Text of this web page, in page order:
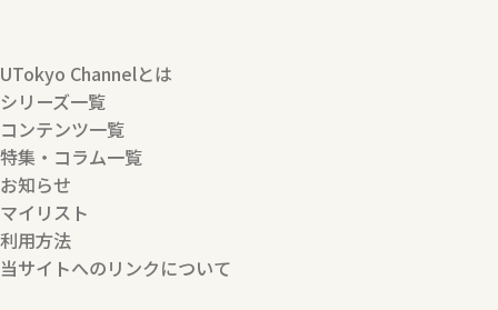
UTokyo Channelとは
シリーズ一覧
コンテンツ一覧
特集・コラム一覧
お知らせ
マイリスト
利用方法
当サイトへのリンクについて